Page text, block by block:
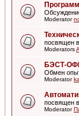
Moderator
посвящен
Moderators
БЭСТ-
Обмен
Moderator
посвящен
Moderator